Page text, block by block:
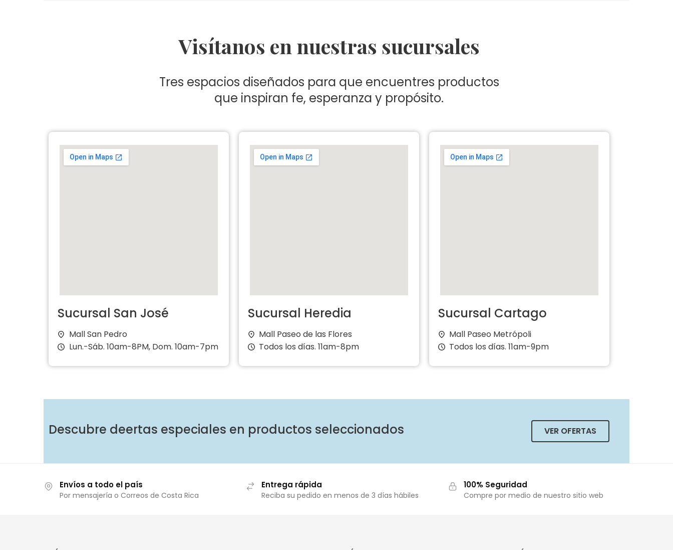
Visítanos en nuestras sucursales
Tres espacios diseñados para que encuentres productos
que inspiran fe, esperanza y propósito.
Sucursal San José
Mall San Pedro
Lun.-Sáb. 10am-8PM, Dom. 10am-7pm
Sucursal Heredia
Mall Paseo de las Flores
Todos los días. 11am-8pm
Sucursal Cartago
Mall Paseo Metrópoli
Todos los días. 11am-9pm
Descubre deertas especiales en productos seleccionados VER OFERTAS
Envíos a todo el país
Por mensajería o Correos de Costa Rica
Entrega rápida
Reciba su pedido en menos de 3 días hábiles
100% Seguridad
Compre por medio de nuestro sitio web